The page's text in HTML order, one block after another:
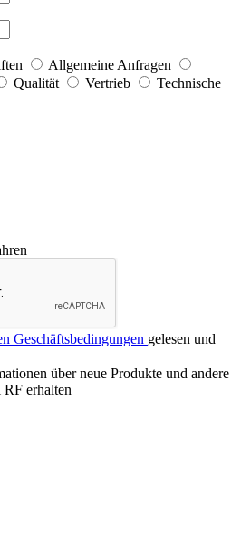
Allgemeine Anfragen
Qualität Vertrieb
Technische
Geschäftsbedingungen gelesen und
über neue Produkte und andere
erhalten